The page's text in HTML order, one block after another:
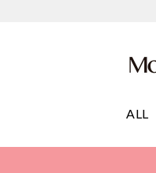
ALL